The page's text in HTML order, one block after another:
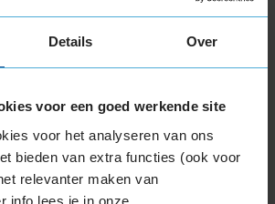
Details Over
voor een goed werkende site
voor het analyseren van ons
bieden van extra functies (ook voor
relevanter maken van
info lees je in onze
CROSSCONTACT WINTER